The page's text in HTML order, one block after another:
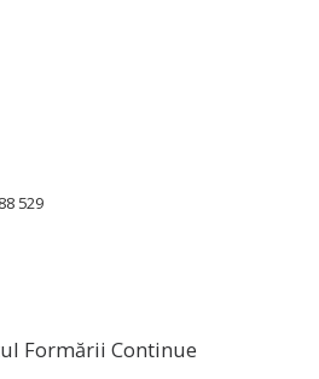
529
Formării Continue